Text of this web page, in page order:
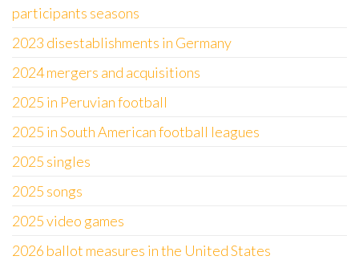
participants seasons
2023 disestablishments in Germany
2024 mergers and acquisitions
2025 in Peruvian football
2025 in South American football leagues
2025 singles
2025 songs
2025 video games
2026 ballot measures in the United States